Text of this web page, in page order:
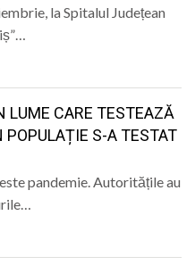
la Spitalul Județean
LUME CARE TESTEAZĂ
S-A TESTAT
pandemie. Autoritățile au